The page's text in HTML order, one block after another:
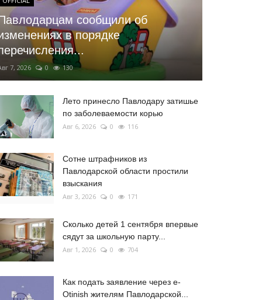
сообщили об
в порядке
7, 2026 0 130
Лето принесло Павлодару затишье
по заболеваемости корью
Авг 6, 2026 0 116
Сотне штрафников из
Павлодарской области простили
взыскания
Авг 3, 2026 0 171
Сколько детей 1 сентября впервые
сядут за школьную парту...
Авг 1, 2026 0 704
Как подать заявление через e-
Otinish жителям Павлодарской...